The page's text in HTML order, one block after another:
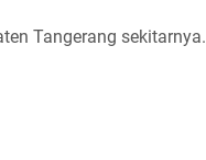
Tangerang sekitarnya.